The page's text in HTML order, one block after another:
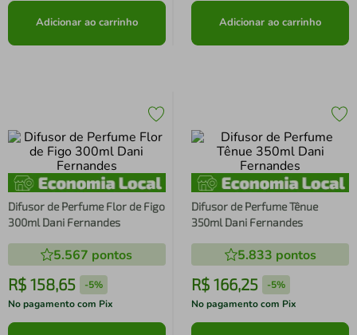
Adicionar ao carrinho Adicionar ao carrinho
Difusor de Perfume Flor de Figo
300ml Dani Fernandes
5.567 pontos
R$ 158,65 -5%
No pagamento com Pix
Difusor de Perfume Tênue
350ml Dani Fernandes
5.833 pontos
R$ 166,25 -5%
No pagamento com Pix